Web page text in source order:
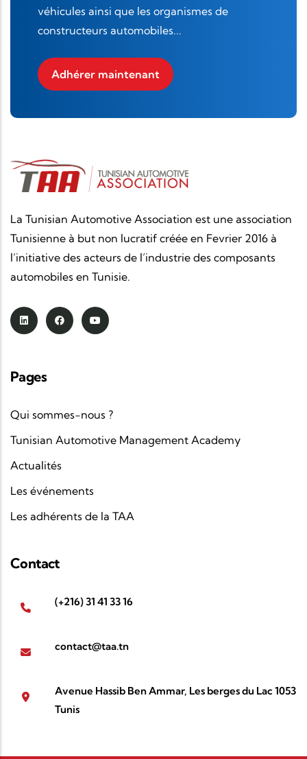
véhicules ainsi que les organismes de
constructeurs automobiles...
Adhérer maintenant
La Tunisian Automotive Association est une association
Tunisienne à but non lucratif créée en Fevrier 2016 à
l’initiative des acteurs de l’industrie des composants
automobiles en Tunisie.
Pages
Qui sommes-nous ?
Tunisian Automotive Management Academy
Actualités
Les événements
Les adhérents de la TAA
Contact
(+216) 31 41 33 16
contact@taa.tn
Avenue Hassib Ben Ammar, Les berges du Lac 1053
Tunis